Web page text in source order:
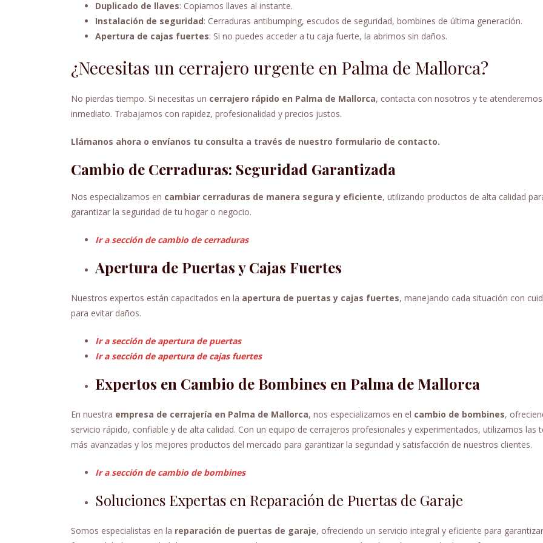
Duplicado de llaves: Copiamos llaves al instante.
Instalación de seguridad: Cerraduras antibumping, escudos de seguridad, bombines de última generación.
Apertura de cajas fuertes: Si no puedes acceder a tu caja fuerte, la abrimos sin daños.
¿Necesitas un cerrajero urgente en Palma de Mallorca?
No pierdas tiempo. Si necesitas un cerrajero rápido en Palma de Mallorca, contacta con nosotros y te
inmediato. Trabajamos con rapidez, profesionalidad y precios justos.
Llámanos ahora o envíanos tu consulta a través de nuestro formulario de contacto.
Cambio de Cerraduras: Seguridad Garantizada
Nos especializamos en cambiar cerraduras de manera segura y eficiente, utilizando productos de alta calidad
garantizar la seguridad de tu hogar o negocio.
Ir a sección de cambio de cerraduras
Apertura de Puertas y Cajas Fuertes
Nuestros expertos están capacitados en la apertura de puertas y cajas fuertes, manejando cada situación con
para evitar daños.
Ir a sección de apertura de puertas
Ir a sección de apertura de cajas fuertes
Expertos en Cambio de Bombines en Palma de Mallorca
En nuestra empresa de cerrajería en Palma de Mallorca, nos especializamos en el cambio de bombines,
servicio rápido, confiable y de alta calidad. Con un equipo de cerrajeros profesionales y experimentados, utilizamos las
más avanzadas y los mejores productos del mercado para garantizar la seguridad y satisfacción de nuestros clientes.
Ir a sección de cambio de bombines
Soluciones Expertas en Reparación de Puertas de Garaje
Somos especialistas en la reparación de puertas de garaje, ofreciendo un servicio integral y eficiente para